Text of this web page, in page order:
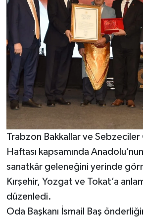
Trabzon Bakkallar ve Sebzeciler
Haftası kapsamında
sanatkâr geleneğini yerinde
Kırşehir, Yozgat ve Tokat’a
düzenledi.
Oda Başkanı İsmail Baş